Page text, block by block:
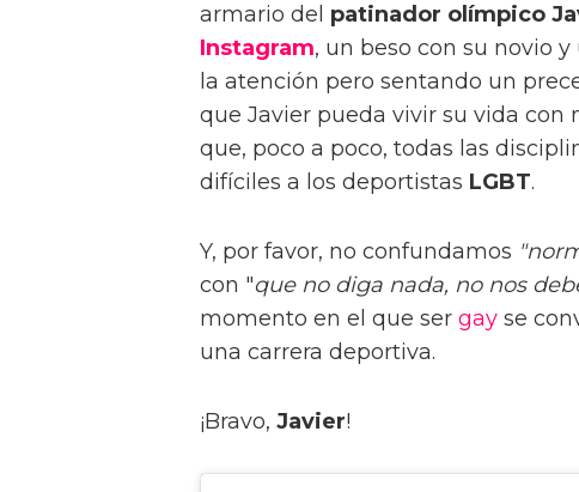
armario del patinador olímpico
Instagram, un beso con su novio
la atención pero sentando un
que Javier pueda vivir su vida con
que, poco a poco, todas las
difíciles a los deportistas LGBT.
Y, por favor, no confundamos
con "que no diga nada, no nos
momento en el que ser gay se
una carrera deportiva.
¡Bravo, Javier!